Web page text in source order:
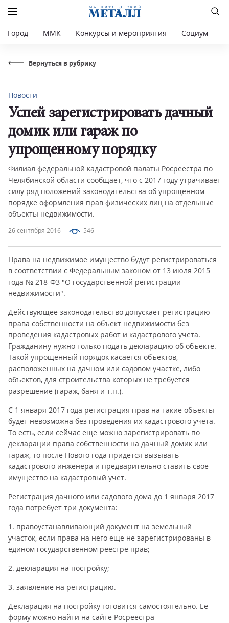
Город ММК Конкурсы и мероприятия Социум
Вернуться в рубрику
26 сентября 2016 546
Новости
Успей зарегистрировать дачный
домик или гараж по
упрощенному порядку
Филиал федеральной кадастровой палаты Росреестра по
Челябинской области сообщает, что с 2017 году утрачивает
силу ряд положений законодательства об упрощенном
порядке оформления прав физических лиц на отдельные
объекты недвижимости.
Права на недвижимое имущество будут регистрироваться
в соответствии с Федеральным законом от 13 июля 2015
года № 218-ФЗ "О государственной регистрации
недвижимости".
Действующее законодательство допускает регистрацию
права собственности на объект недвижимости без
проведения кадастровых работ и кадастрового учета.
Гражданину нужно только подать декларацию об объекте.
Такой упрощенный порядок касается объектов,
расположенных на дачном или садовом участке, либо
объектов, для строительства которых не требуется
разрешение (гараж, баня и т.п.).
С 1 января 2017 года регистрация прав на такие объекты
будет невозможна без проведения их кадастрового учета.
То есть, если сейчас еще можно зарегистрировать по
декларации права собственности на дачный домик или
гараж, то после Нового года придется вызывать
кадастрового инженера и предварительно ставить свое
имущество на кадастровый учет.
Регистрация дачного или садового дома до 1 января 2017
года потребует три документа:
1. правоустанавливающий документ на земельный
участок, если права на него еще не зарегистрированы в
едином государственном реестре прав;
2. декларация на постройку;
3. заявление на регистрацию.
Декларация на постройку готовится самостоятельно. Ее
форму можно найти на сайте Росреестра